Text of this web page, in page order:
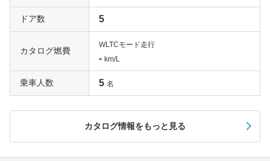
ドア数 5
カタログ燃費
WLTCモード走行
- km/L
乗車人数 5 名
カタログ情報をもっと見る